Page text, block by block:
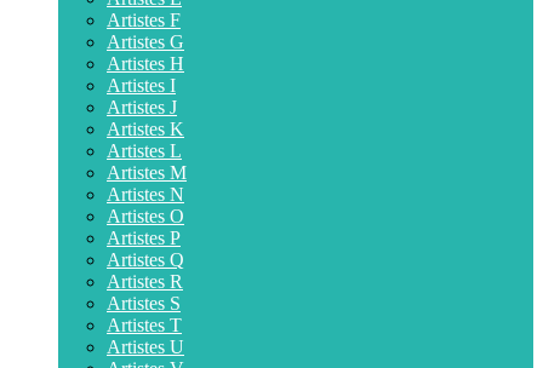
Artistes F
Artistes G
Artistes H
Artistes I
Artistes J
Artistes K
Artistes L
Artistes M
Artistes N
Artistes O
Artistes P
Artistes Q
Artistes R
Artistes S
Artistes T
Artistes U